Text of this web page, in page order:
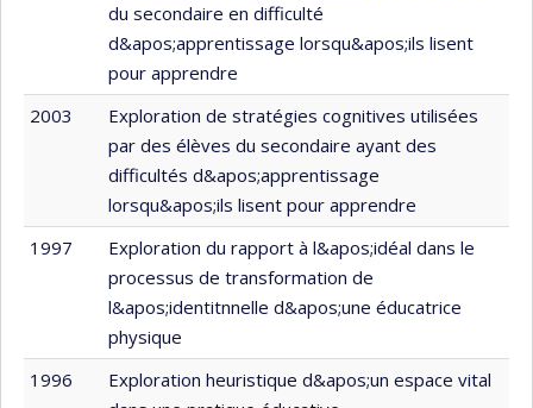
du secondaire en difficulté
d&apos;apprentissage lorsqu&apos;ils lisent
pour apprendre
2003
Exploration de stratégies cognitives utilisées
par des élèves du secondaire ayant des
difficultés d&apos;apprentissage
lorsqu&apos;ils lisent pour apprendre
1997
Exploration du rapport à l&apos;idéal dans le
processus de transformation de
l&apos;identitnnelle d&apos;une éducatrice
physique
1996
Exploration heuristique d&apos;un espace vital